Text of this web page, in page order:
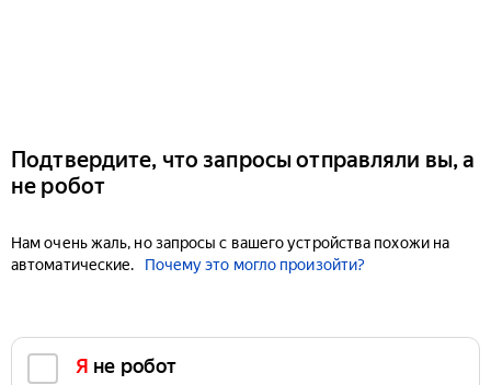
Подтвердите, что запросы отправляли вы, а
не робот
Нам очень жаль, но запросы с вашего устройства похожи на
автоматические.
Почему это могло произойти?
Я не робот